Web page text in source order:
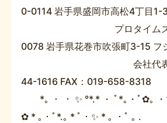
0-0114 岩手県盛岡市高松4丁目
プロタイムズ花巻
0078 岩手県花巻市吹張町3-15 フ
会社代表番号
44-1616 FAX：019-658-8318
*｡ ・ ・ ✨ °*.* ・ ﾟ*｡・ﾟ✿｡ ・
✿ * ｡・ﾟ*.｡ * ﾟ・✨ * ｡ ・ﾟ ｡ .